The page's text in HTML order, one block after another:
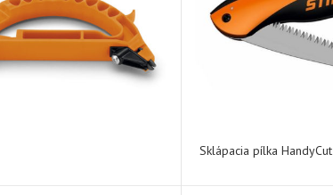
Sklápacia pílka HandyCut